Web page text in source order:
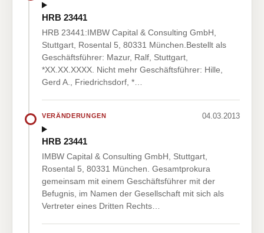
HRB 23441
HRB 23441:IMBW Capital & Consulting GmbH,
Stuttgart, Rosental 5, 80331 München.Bestellt als
Geschäftsführer: Mazur, Ralf, Stuttgart,
*XX.XX.XXXX. Nicht mehr Geschäftsführer: Hille,
Gerd A., Friedrichsdorf, *…
VERÄNDERUNGEN 04.03.2013
HRB 23441
IMBW Capital & Consulting GmbH, Stuttgart,
Rosental 5, 80331 München. Gesamtprokura
gemeinsam mit einem Geschäftsführer mit der
Befugnis, im Namen der Gesellschaft mit sich als
Vertreter eines Dritten Rechts…